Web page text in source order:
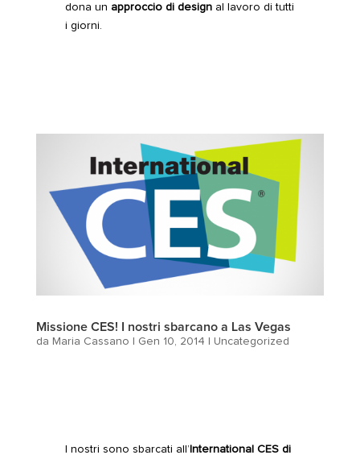
dona un approccio di designal lavoro di tutti
i giorni.
Missione CES! I nostri sbarcano a Las Vegas
da Maria Cassano Gen 10, 2014 Uncategorized
I nostri sono sbarcati all’ International CES di